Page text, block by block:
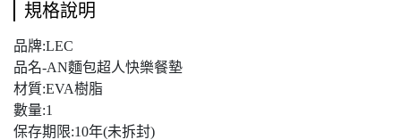
規格說明
品牌:LEC
品名-AN麵包超人快樂餐墊
材質:EVA樹脂
數量:1
保存期限:10年(未拆封)